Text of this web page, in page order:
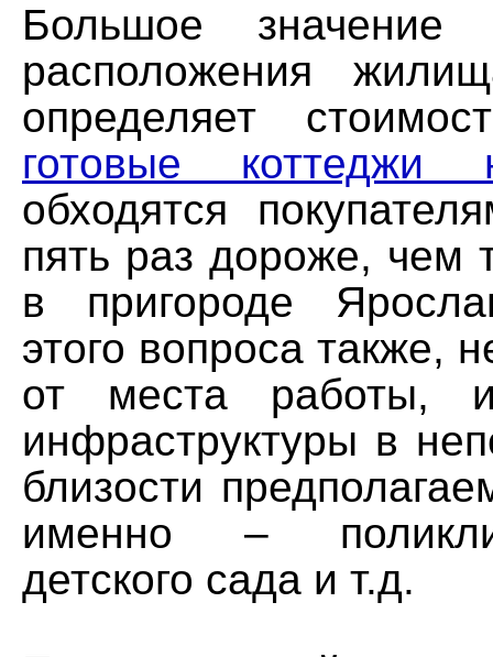
Большое значение
расположения
определяет
готовые коттеджи
обходятся
пять раз дороже, чем
в пригороде
этого вопроса также,
от места работы,
инфраструктуры в
близости
именно –
детского сада и т.д.